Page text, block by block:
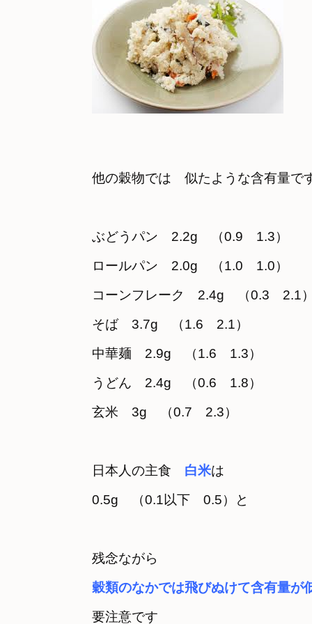
他の穀物では　似たような含有量で
ぶどうパン　2.2g　（0.9　1.3）
ロールパン　2.0g　（1.0　1.0）
コーンフレーク　2.4g　（0.3　2.1
そば　3.7g　（1.6　2.1）
中華麺　2.9g　（1.6　1.3）
うどん　2.4g　（0.6　1.8）
玄米　3g　（0.7　2.3）
日本人の主食 白米は
穀類のなかでは飛びぬけて含有量が
要注意です